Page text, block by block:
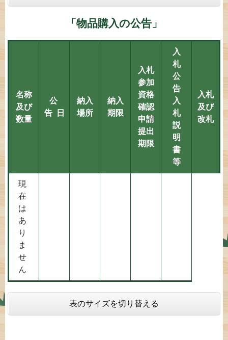
「物品購入の公告」
名称
及び
数量
公
告 日
納入
場所
納入
期限
入札
参加
資格
確認
申請
提出
期限
入
札
公
告
入
札
説
明
書
等
入札
及び
改札
現
在
は
あ
り
ま
せ
ん
表のサイズを切り替える